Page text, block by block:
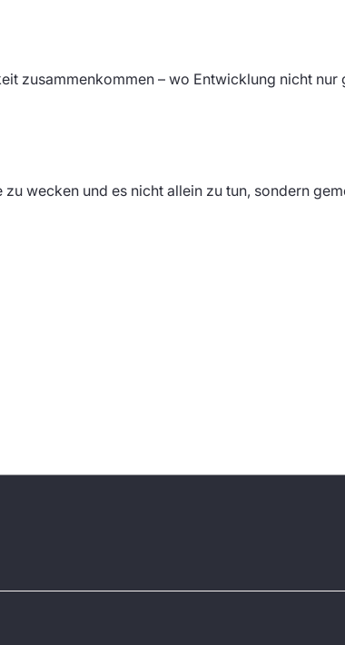
zusammenkommen – wo Entwicklung nicht
wecken und es nicht allein zu tun, sondern